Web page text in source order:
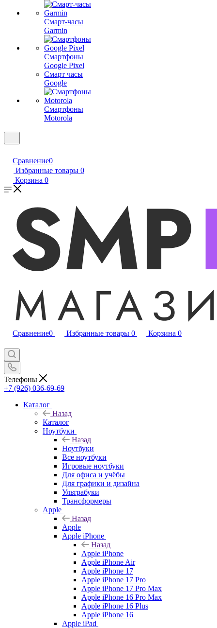
Смарт-часы
Garmin
Смартфоны
Google Pixel
Смарт часы
Google
Смартфоны
Motorola
Сравнение0
Избранные товары 0
Корзина 0
Сравнение0 Избранные товары 0 Корзина 0
Телефоны
+7 (926) 036-69-69
Каталог
Назад
Каталог
Ноутбуки
Назад
Ноутбуки
Все ноутбуки
Игровые ноутбуки
Для офиса и учёбы
Для графики и дизайна
Ультрабуки
Трансформеры
Apple
Назад
Apple
Apple iPhone
Назад
Apple iPhone
Apple iPhone Air
Apple iPhone 17
Apple iPhone 17 Pro
Apple iPhone 17 Pro Max
Apple iPhone 16 Pro Max
Apple iPhone 16 Plus
Apple iPhone 16
Apple iPad